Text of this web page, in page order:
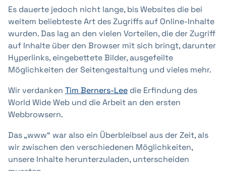
Es dauerte jedoch nicht lange, bis Websites die bei
weitem beliebteste Art des Zugriffs auf Online-Inhalte
wurden. Das lag an den vielen Vorteilen, die der Zugriff
auf Inhalte über den Browser mit sich bringt, darunter
Hyperlinks, eingebettete Bilder, ausgefeilte
Möglichkeiten der Seitengestaltung und vieles mehr.
Wir verdanken Tim Berners-Lee die Erfindung des
World Wide Web und die Arbeit an den ersten
Webbrowsern.
Das „www“ war also ein Überbleibsel aus der Zeit, als
wir zwischen den verschiedenen Möglichkeiten,
unsere Inhalte herunterzuladen, unterscheiden